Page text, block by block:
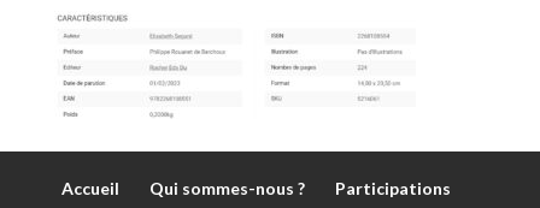
Accueil Qui sommes-nous ?
Participations